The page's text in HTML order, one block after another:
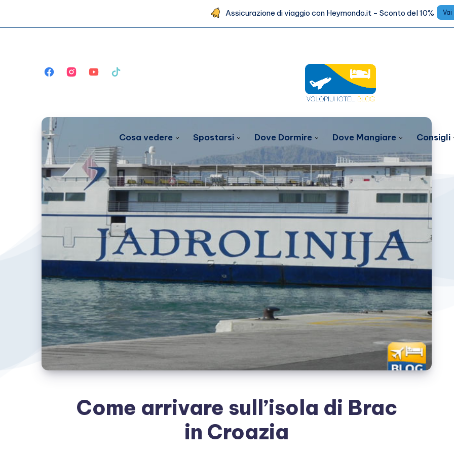
Assicurazione di viaggio con Heymondo.it - Sconto del 10% Vai
Cosa vedere Spostarsi Dove Dormire Dove Mangiare Consigli
Come arrivare sull’isola di Brac
in Croazia